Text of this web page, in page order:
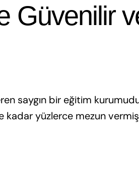
Güvenilir
saygın bir eğitim
yüzlerce mezun